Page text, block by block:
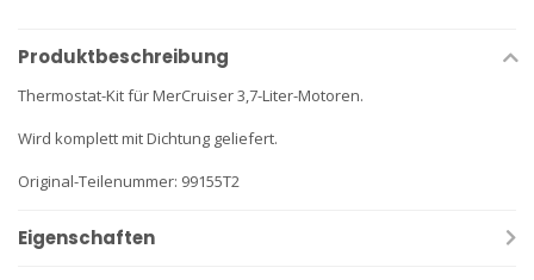
Produktbeschreibung
Thermostat-Kit für MerCruiser 3,7-Liter-Motoren.
Wird komplett mit Dichtung geliefert.
Original-Teilenummer: 99155T2
Eigenschaften